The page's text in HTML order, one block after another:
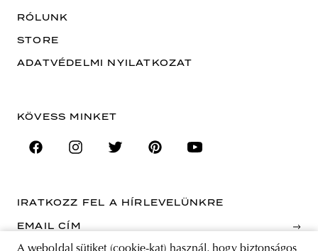
RÓLUNK
STORE
ADATVÉDELMI NYILATKOZAT
KÖVESS MINKET
IRATKOZZ FEL A HÍRLEVELÜNKRE
EMAIL CÍM